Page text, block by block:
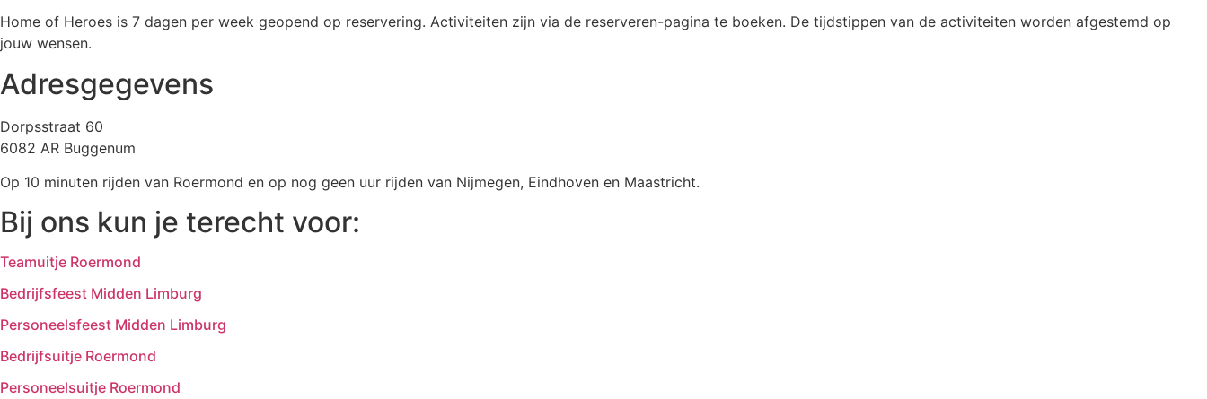
Home of Heroes is 7 dagen per week geopend op reservering. Activiteiten zijn via de reserveren-pagina te boeken. De tijdstippen van de activiteiten worden afgestemd op
jouw wensen.
Adresgegevens
Dorpsstraat 60
6082 AR Buggenum
Op 10 minuten rijden van Roermond en op nog geen uur rijden van Nijmegen, Eindhoven en Maastricht.
Bij ons kun je terecht voor:
Teamuitje Roermond
Bedrijfsfeest Midden Limburg
Personeelsfeest Midden Limburg
Bedrijfsuitje Roermond
Personeelsuitje Roermond